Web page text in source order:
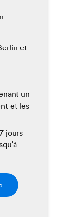
et
un
et les
jours